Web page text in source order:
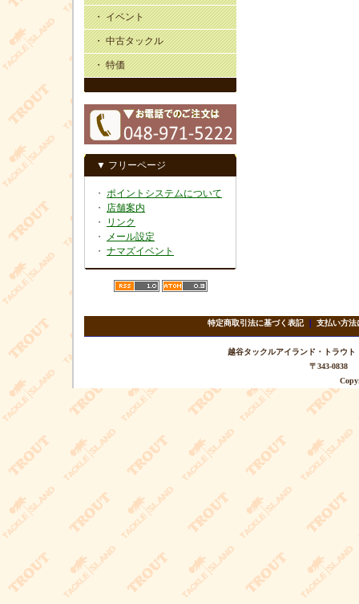
・ イベント
・ 中古タックル
・ 特価
▼ フリーページ
・ ポイントシステムについて
・ 店舗案内
・
リンク
・
メール設定
・ ナマズイベント
特定商取引法に基づく表記｜ 支払い方法
越谷タックルアイランド・トラ
〒343-0838